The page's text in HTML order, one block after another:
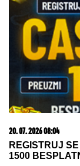
20. 07. 2026 08:04
REGISTRUJ
1500